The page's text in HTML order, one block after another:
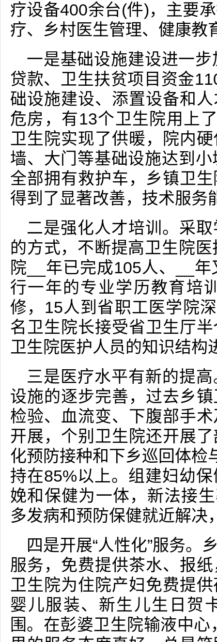
疗设备400余台(件)，主要
疗、乡村医生管理、健康教
一是基础设施建设进一
贷款、卫生扶贫项目资金
础设施建设、添置设备和
危房，有13个卫生院用上
卫生院实现了供暖，院内
墙、大门等基础设施达到
全部拥有救护车，乡镇卫
得到了显著改善，技术服务
二是强化人才培训。采
的方式，不断提高卫生院
院__年已完成105人、__
行一年的专业学历教育培
修，15人到省职工医学院
名卫生院长接受省卫生厅
卫生院医护人员的知识结构
三是医疗水平有新的提
设施的逐步完善，过去乡
检验、血流变、下腹部手
开展，个别卫生院还开展
化预防接种和下乡巡回体检
持在85%以上。组建妇幼
娩和保健为一体，新法接
多发病和预防保健就近解决
四是开展“人性化”服务。
服务，免费提供茶水、报
卫生院为住院产妇免费提
婴儿服装、新生儿生日贺
围。在彭婆卫生院输液中